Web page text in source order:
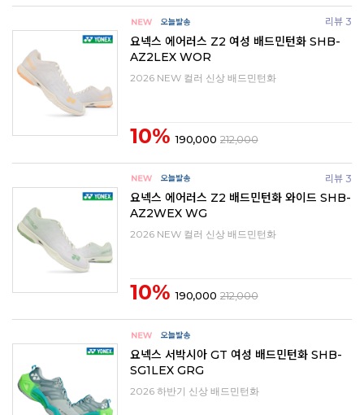
리뷰 3
요넥스 에어러스 Z2 여성 배드민턴화 SHB-
AZ2LEX WOR
2026 NEW 컬러 신상 배드민턴화
10% 190,000 212,000
리뷰 3
요넥스 에어러스 Z2 배드민턴화 와이드 SHB-
AZ2WEX WG
2026 NEW 컬러 신상 배드민턴화
10% 190,000 212,000
요넥스 서박시아 GT 여성 배드민턴화 SHB-
SG1LEX GRG
2026 하반기 신상 배드민턴화